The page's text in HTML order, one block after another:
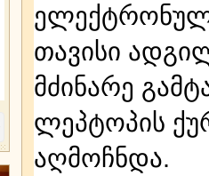
თავისი
მძინარე
ლეპტოპის
აღმოჩნდა.